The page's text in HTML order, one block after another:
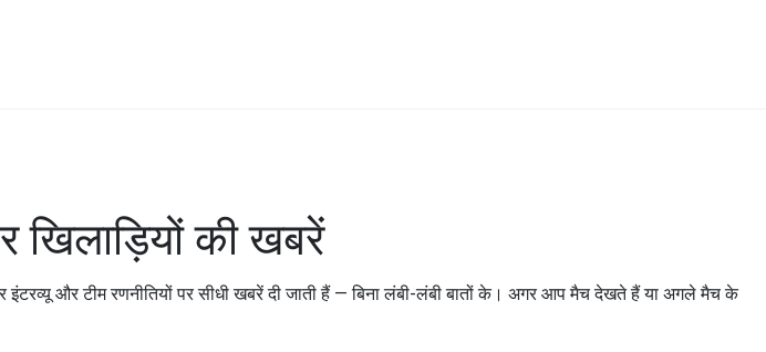
खिलाड़ियों की खबरें
और टीम रणनीतियों पर सीधी खबरें दी जाती हैं — बिना लंबी-लंबी बातों के। अगर आप मैच देखते हैं या अगले मैच के